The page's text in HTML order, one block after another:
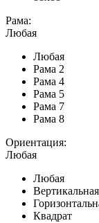
Рама:
Любая
Любая
Рама 2
Рама 4
Рама 5
Рама 7
Рама 8
Ориентация:
Любая
Любая
Вертикальная
Квадрат